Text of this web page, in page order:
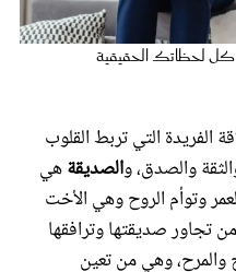
لحظاتك الحقيقية
الفريدة التي تربط القلوب
والصدق، والصديقةهي
وتوأم الروح وهي الأخت
تجاور صديقتها وترافقها
والمرح، وهي من تعين